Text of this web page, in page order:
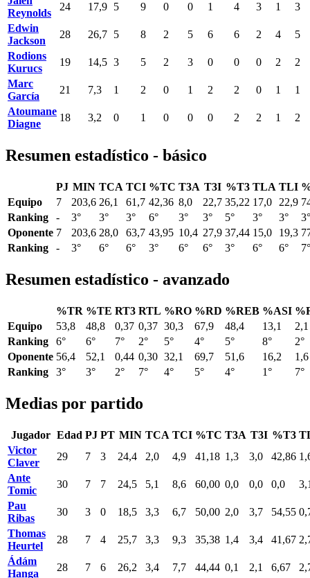
Reynolds
24 17,9 5 9 0 0 1 4 3 1
3
Edwin
Jackson
28 26,7 5 8 2 5 6 6 2 4
5
Rodions
Kurucs
19 14,5 3 5 2 3 0 0 0 2
2
Marc
García
21 7,3 1 2 0 1 2 2 0 1
1
Atoumane
Diagne
18 3,2 0 1 0 0 0 2 2 1 2
Resumen estadístico - básico
PJ MIN TCA TCI %TC T3A T3I %T3 TLA TLI
Equipo
7 203,6 26,1 61,7 42,36 8,0 22,7 35,22 17,0 22,9
Ranking
- 3° 3° 3° 6° 3° 3° 5° 3° 3°
3°
Oponente 7 203,6 28,0 63,7 43,95 10,4 27,9 37,44 15,0 19,3
Ranking
- 3° 6° 6° 3° 6° 6° 3° 6° 6° 7°
Resumen estadístico - avanzado
%TR %TE RT3 RTL %RO %RD %REB %ASI
Equipo
53,8 48,8 0,37 0,37 30,3 67,9 48,4 13,1
2,1
Ranking
6° 6° 7° 2° 5° 4° 5° 8°
2°
Oponente 56,4 52,1 0,44 0,30 32,1 69,7 51,6 16,2
1,6
Ranking
3° 3° 2° 7° 4° 5° 4° 1° 7°
Medias por partido
Jugador Edad PJ PT MIN TCA TCI %TC T3A T3I %T3
Victor
Claver
29 7 3 24,4 2,0 4,9 41,18 1,3 3,0 42,86
Ante
Tomic
30 7 7 24,5 5,1 8,6 60,00 0,0 0,0 0,0
Pau
Ribas
30 3 0 18,5 3,3 6,7 50,00 2,0 3,7 54,55
Thomas
Heurtel
28 7 4 25,7 3,3 9,3 35,38 1,4 3,4 41,67
Ádám
Hanga
28 7 6 26,2 3,4 7,7 44,44 0,1 2,1 6,67